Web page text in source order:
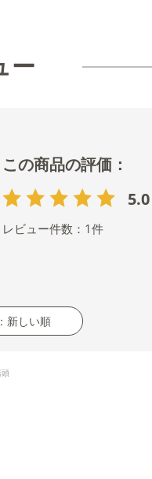
ー
5.0
レビュー件数： 1件
新しい順
頭